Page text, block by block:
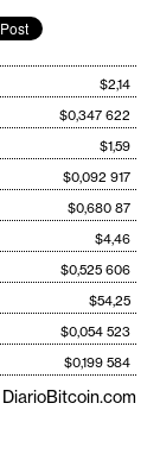
$2,14
$0,347 622
$1,59
$0,092 917
$0,680 87
$4,46
$0,525 606
$54,25
$0,054 523
$0,199 584
DiarioBitcoin.com